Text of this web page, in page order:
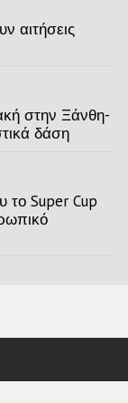
αιτήσεις
στην Ξάνθη-
δάση
το Super Cup